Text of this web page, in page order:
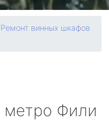
Ремонт винных шкафов
метро Фили